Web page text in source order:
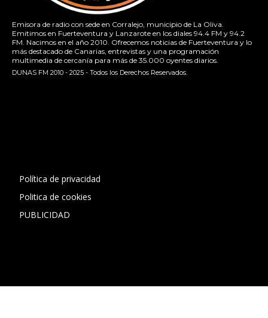
Emisora de radio con sede en Corralejo, municipio de La Oliva.
Emitimos en Fuerteventura y Lanzarote en los diales 94.4 FM y 94.2
FM. Nacimos en el año 2010. Ofrecemos noticias de Fuerteventura y lo
más destacado de Canarias, entrevistas y una programación
multimedia de cercanía para más de 35.000 oyentes diarios.
DUNAS FM 2010 - 2025 - Todos los Derechos Reservados.
Política de privacidad
Politica de cookies
PUBLICIDAD